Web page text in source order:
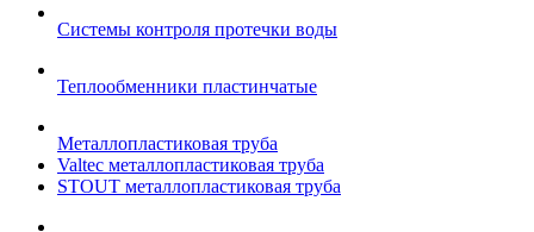
Системы контроля протечки воды
Теплообменники пластинчатые
Металлопластиковая труба
Valtec металлопластиковая труба
STOUT металлопластиковая труба